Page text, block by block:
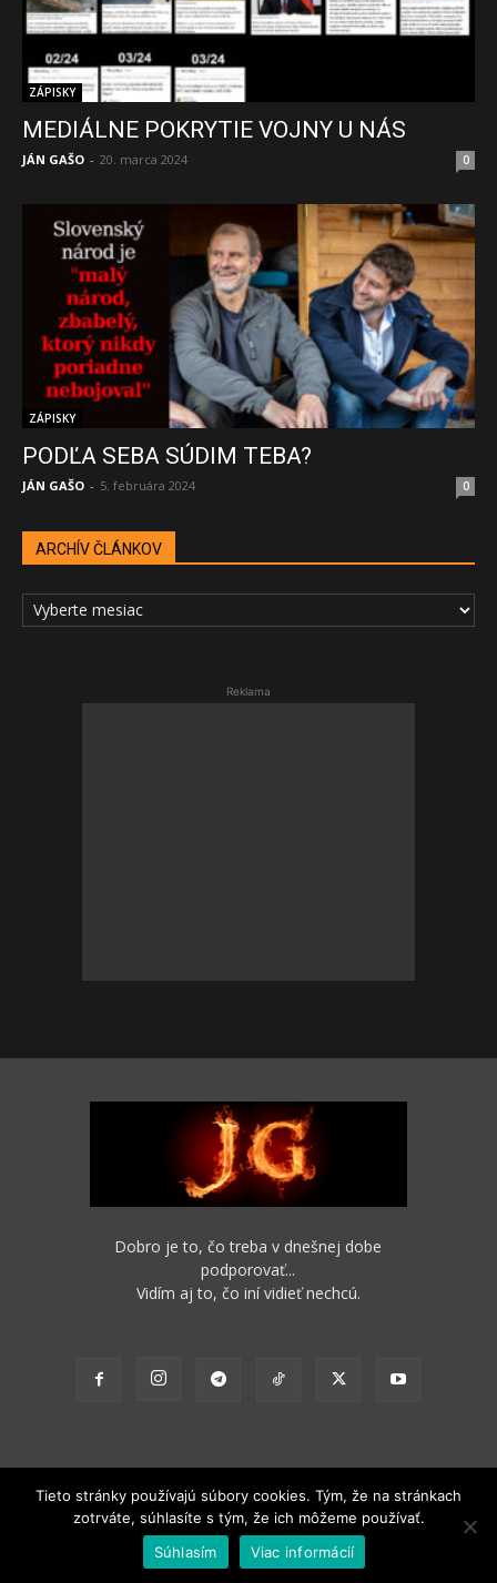
ZÁPISKY
MEDIÁLNE POKRYTIE VOJNY U NÁS
JÁN GAŠO - 20. marca 2024 0
ZÁPISKY
PODĽA SEBA SÚDIM TEBA?
JÁN GAŠO - 5. februára 2024 0
ARCHÍV ČLÁNKOV
ARCHÍV
ČLÁNKOV
Reklama
Dobro je to, čo treba v dnešnej dobe
podporovať...
Vidím aj to, čo iní vidieť nechcú.
2012 - 2022 Obsah stránok je možné s funkčným odkazom na pôvodný
zdroj ďalej nekomerčne šíriť.
Tieto stránky používajú súbory cookies. Tým, že na stránkach
zotrváte, súhlasíte s tým, že ich môžeme používať.
Súhlasím
Viac informácií